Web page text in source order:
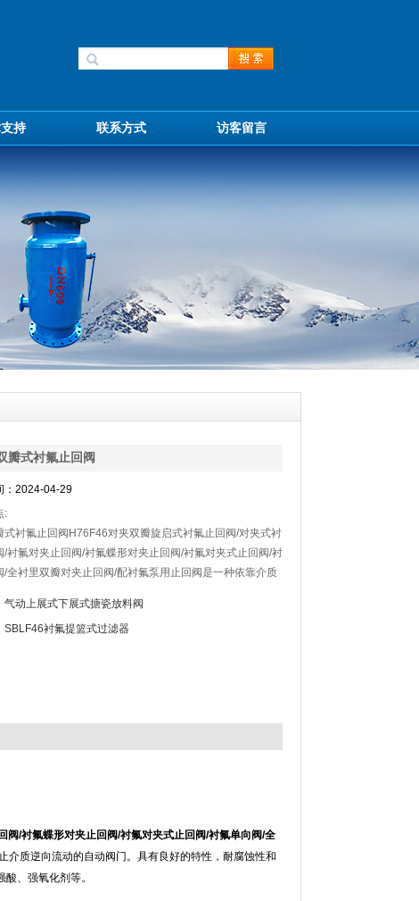
持 联系方式 访客留言
瓣式衬氟止回阀
：2024-04-29
:
式衬氟止回阀H76F46对夹双瓣旋启式衬氟止回阀/对夹式衬
/衬氟对夹止回阀/衬氟蝶形对夹止回阀/衬氟对夹式止回阀/衬
/全衬里双瓣对夹止回阀/配衬氟泵用止回阀是一种依靠介质
性，耐腐蚀性和抗颗粒介质性，密封性能可靠。各类具有强
的工业管路系统中做启闭装置。
气动上展式下展式搪瓷放料阀
SBLF46衬氟提篮式过滤器
阀/衬氟蝶形对夹止回阀/衬氟对夹式止回阀/衬氟单向阀/全
介质逆向流动的自动阀门。具有良好的特性，耐腐蚀性和
、强氧化剂等。